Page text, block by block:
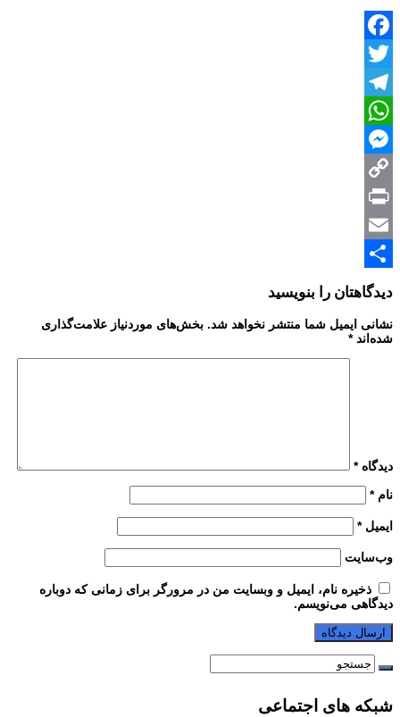
Facebook
Twitter
Telegram
WhatsApp
Messenger
Copy
Link
Print
Email
Share
دیدگاهتان را بنویسید
نشانی ایمیل شما منتشر نخواهد شد. بخش‌های موردنیاز علامت‌گذاری
شده‌اند*
دیدگاه*
نام*
ایمیل*
وب‌سایت
ذخیره نام، ایمیل و وبسایت من در مرورگر برای زمانی که دوباره
دیدگاهی می‌نویسم.
شبکه های اجتماعی